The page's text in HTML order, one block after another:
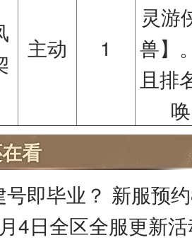
主动 1
灵游
兽】
且排
看
月4日全区全服更新